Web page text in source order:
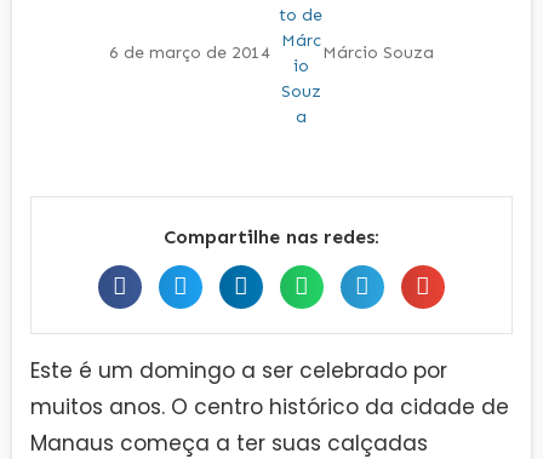
6 de março de 2014 Márcio Souza
Compartilhe nas redes:
Este é um domingo a ser celebrado por
muitos anos. O centro histórico da cidade de
Manaus começa a ter suas calçadas